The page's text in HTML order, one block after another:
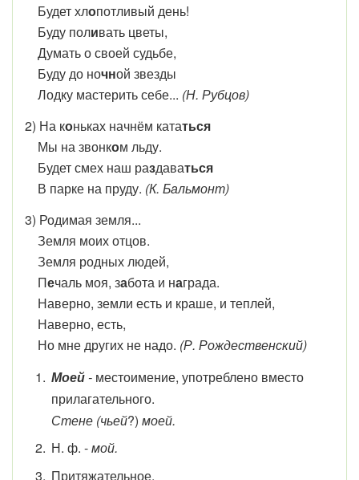
Будет хлопотливый день!
Буду поливать цветы,
Думать о своей судьбе,
Буду до ночной звезды
Лодку мастерить себе... (Н. Рубцов)
2) На коньках начнём кататься
Мы на звонком льду.
Будет смех наш раздаваться
В парке на пруду. (К. Бальмонт)
3) Родимая земля...
Земля моих отцов.
Земля родных людей,
Печаль моя, забота и награда.
Наверно, земли есть и краше, и теплей,
Наверно, есть,
Но мне других не надо. (Р. Рождественский)
Моей- местоимение, употреблено вместо
прилагательного.
Стене (чьей?) моей.
Н. ф. -мой.
Притяжательное.